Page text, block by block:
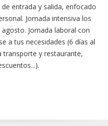
entrada y salida, enfocado
Jornada intensiva los
Jornada laboral con
a tus necesidades (6 días al
transporte y restaurante,